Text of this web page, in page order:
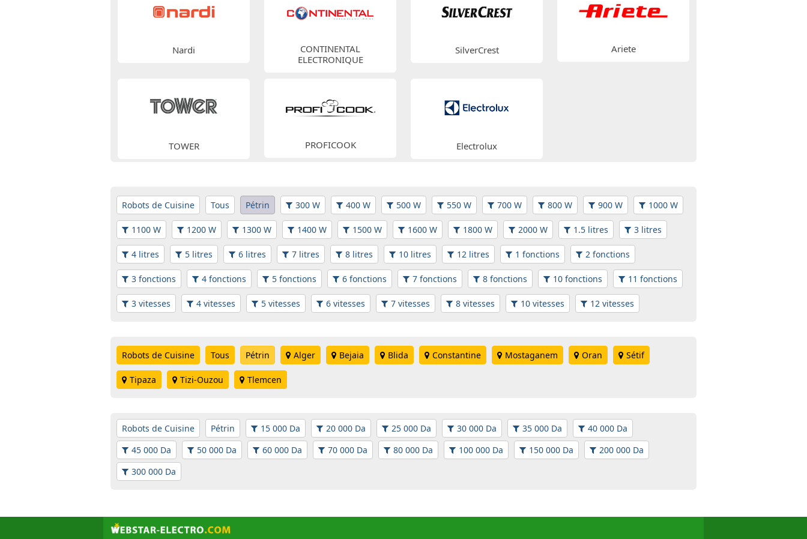
Nardi
CONTINENTAL
ELECTRONIQUE
SilverCrest Ariete
TOWER PROFICOOK Electrolux
Robots de Cuisine Tous Pétrin 300 W 400 W 500 W 550 W 700 W 800 W 900 W 1000 W
1100 W 1200 W 1300 W 1400 W 1500 W 1600 W 1800 W 2000 W 1.5 litres 3 litres
4 litres 5 litres 6 litres 7 litres 8 litres 10 litres 12 litres 1 fonctions 2 fonctions
3 fonctions 4 fonctions 5 fonctions 6 fonctions 7 fonctions 8 fonctions 10 fonctions 11 fonctions
3 vitesses 4 vitesses 5 vitesses 6 vitesses 7 vitesses 8 vitesses 10 vitesses 12 vitesses
Robots de Cuisine Tous Pétrin Alger Bejaia Blida Constantine Mostaganem Oran Sétif
Tipaza Tizi-Ouzou Tlemcen
Robots de Cuisine Pétrin 15 000 Da 20 000 Da 25 000 Da 30 000 Da 35 000 Da
40 000 Da
45 000 Da
50 000 Da 60 000 Da 70 000 Da 80 000 Da 100 000 Da 150 000 Da
200 000 Da
300 000 Da